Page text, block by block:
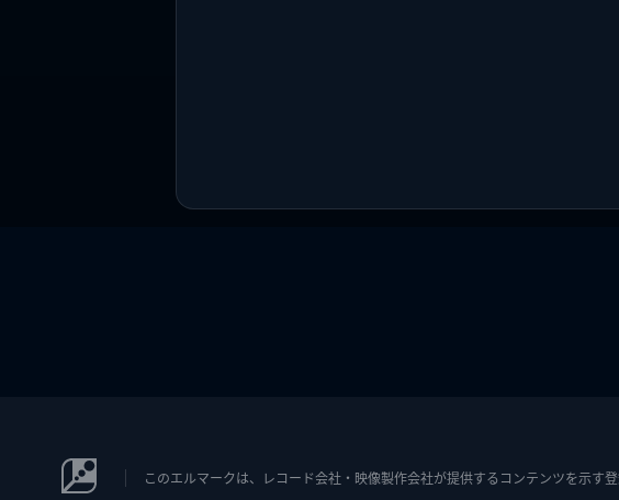
このエルマークは、レコード会社・映像製作会社が提供するコンテンツを示す